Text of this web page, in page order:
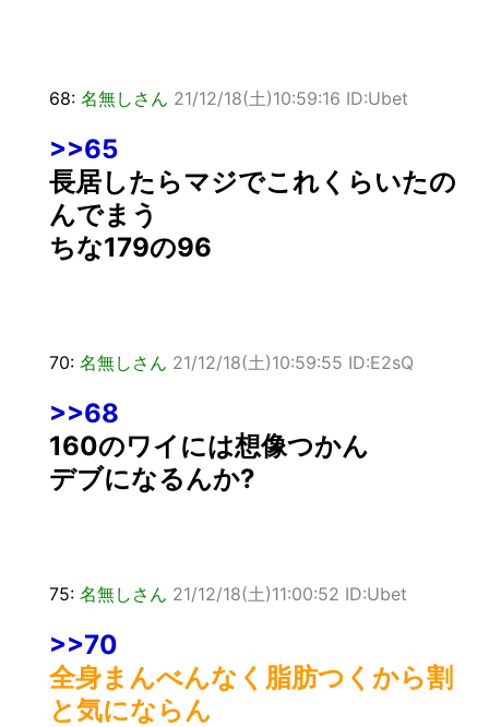
68: 名無しさん 21/12/18(土)10:59:16 ID:Ubet
>>65
長居したらマジでこれくらいたの
んでまう
ちな179の96
70: 名無しさん 21/12/18(土)10:59:55 ID:E2sQ
>>68
160のワイには想像つかん
デブになるんか?
75: 名無しさん 21/12/18(土)11:00:52 ID:Ubet
>>70
全身まんべんなく脂肪つくから割
と気にならん